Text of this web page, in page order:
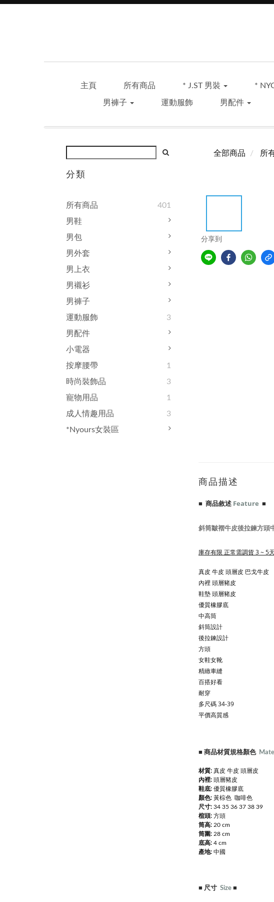
主頁 所有商品 * J.ST 男裝 *
男褲子 運動服飾 男配件
分類
所有商品
401
男鞋
男包
男外套
男上衣
男襯衫
男褲子
運動服飾
3
男配件
小電器
按摩腰帶
1
時尚裝飾品
3
寵物用品
1
成人情趣用品
3
*Nyours女裝區
全部商品 所
分享到
商品描述
■ 商品敘述 Feature ■
斜筒皺褶牛皮後拉鍊方頭
庫存有限 正常需調貨 3 ~ 5
真皮 牛皮 頭層皮 巴戈牛皮
內裡 頭層豬皮
鞋墊 頭層豬皮
優質橡膠底
中高筒
斜筒設計
後拉鍊設計
方頭
女鞋女靴
精緻車縫
百搭好看
耐穿
多尺碼 34-39
平價高質感
■ 商品材質規格顏色
材質: 真皮 牛皮 頭層皮
內裡: 頭層豬皮
鞋底: 優質橡膠底
顏色: 黃棕色 咖啡色
尺寸: 34 35 36 37 38 39
楦頭: 方頭
筒高: 20 cm
筒圍: 28 cm
底高: 4 cm
產地: 中國
■ 尺寸 Size ■